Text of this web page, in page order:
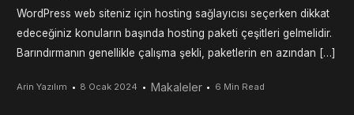
WordPress web siteniz için hosting sağlayıcısı seçerken dikkat
edeceğiniz konuların başında hosting paketi çeşitleri gelmelidir.
Barındırmanın genellikle çalışma şekli, paketlerin en azından […]
Arin Yazılım 8 Ocak 2024 Makaleler 6 Min Read